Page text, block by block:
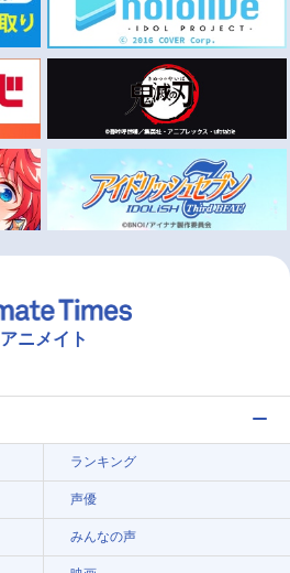
アニメイト
ランキング
声優
みんなの声